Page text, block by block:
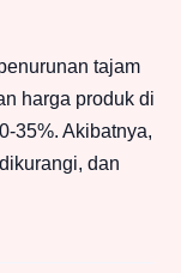
tajam
harga produk di
35%. Akibatnya,
dan